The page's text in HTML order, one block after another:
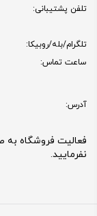
تلفن پشتیبانی:
تلگرام/بله/روبیکا:
ساعت تماس:
آدرس:
فعالیت فروشگاه به
نفرمایید.